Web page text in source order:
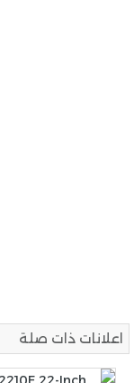
اعلانات ذات صلة